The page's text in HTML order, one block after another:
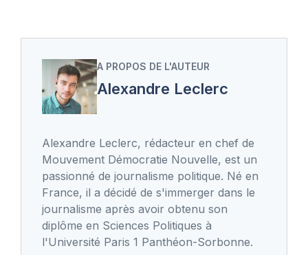
A PROPOS DE L'AUTEUR
Alexandre Leclerc
Alexandre Leclerc, rédacteur en chef de
Mouvement Démocratie Nouvelle, est un
passionné de journalisme politique. Né en
France, il a décidé de s'immerger dans le
journalisme après avoir obtenu son
diplôme en Sciences Politiques à
l'Université Paris 1 Panthéon-Sorbonne.